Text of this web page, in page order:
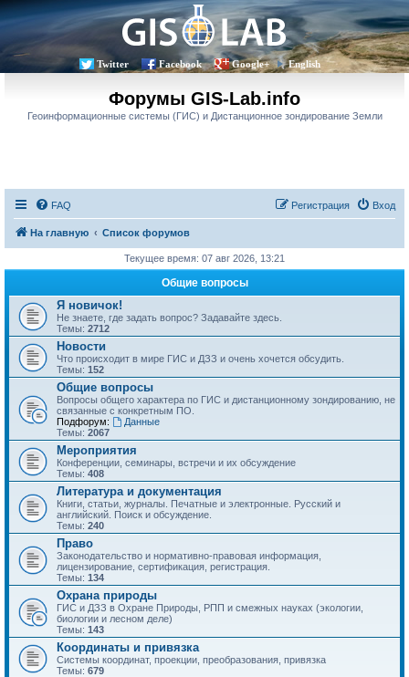
Twitter Facebook Google+ English
Форумы GIS-Lab.info
Геоинформационные системы (ГИС) и Дистанционное зондирование Земли
FAQ Вход
Регистрация
На главную Список форумов
Текущее время: 07 авг 2026, 13:21
Общие вопросы
Я новичок!
Не знаете, где задать вопрос? Задавайте здесь.
Темы: 2712
Новости
Что происходит в мире ГИС и ДЗЗ и очень хочется обсудить.
Темы: 152
Общие вопросы
Вопросы общего характера по ГИС и дистанционному зондированию, не
связанные с конкретным ПО.
Подфорум:
Данные
Темы: 2067
Мероприятия
Конференции, семинары, встречи и их обсуждение
Темы: 408
Литература и документация
Книги, статьи, журналы. Печатные и электронные. Русский и
английский. Поиск и обсуждение.
Темы: 240
Право
Законодательство и нормативно-правовая информация,
лицензирование, сертификация, регистрация.
Темы: 134
Охрана природы
ГИС и ДЗЗ в Охране Природы, РПП и смежных науках (экологии,
биологии и лесном деле)
Темы: 143
Координаты и привязка
Системы координат, проекции, преобразования, привязка
Темы: 679